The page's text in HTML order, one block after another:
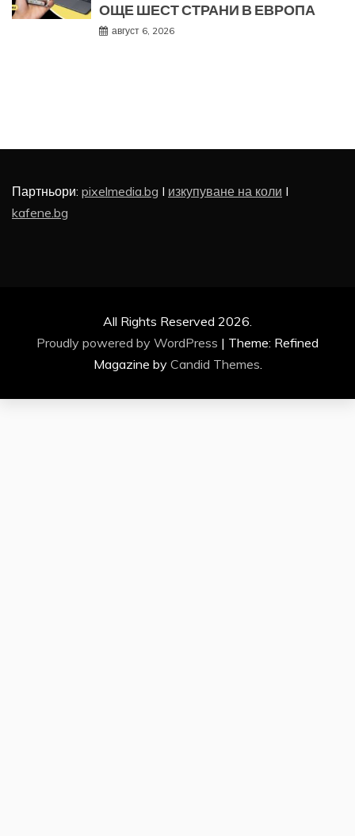
ОЩЕ ШЕСТ СТРАНИ В ЕВРОПА
август 6, 2026
Партньори: pixelmedia.bg I изкупуване на коли I
kafene.bg
All Rights Reserved 2026.
Proudly powered by WordPress | Theme: Refined
Magazine by Candid Themes